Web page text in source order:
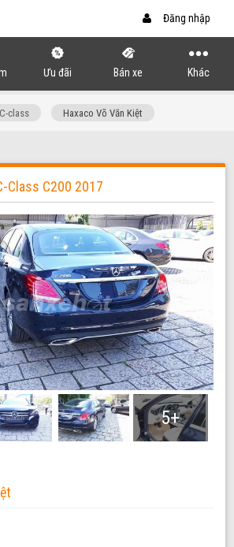
Đăng nhập
Ưu đãi Bán xe Khác
C-class Haxaco Võ Văn Kiệt
Class C200 2017
5+